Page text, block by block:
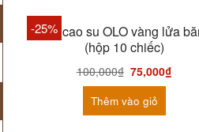
-25%
Bao cao su OLO vàng lửa
(hộp 10 chiếc)
100,000₫ 75,000₫
Thêm vào giỏ